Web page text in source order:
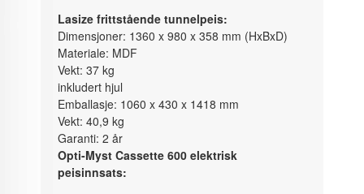
Lasize frittstående tunnelpeis:
Dimensjoner: 1360 x 980 x 358 mm (HxBxD)
Materiale: MDF
Vekt: 37 kg
inkludert hjul
Emballasje: 1060 x 430 x 1418 mm
Vekt: 40,9 kg
Garanti: 2 år
Opti-Myst Cassette 600 elektrisk
peisinnsats: